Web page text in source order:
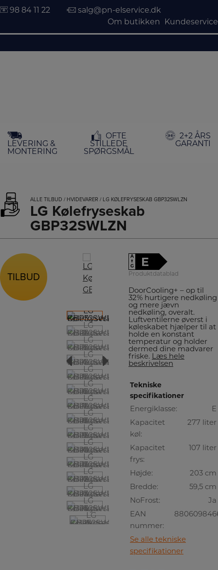
indholdet
98 84 11 22
salg@pn-elservice.dk
Om butikken
Kundeservice
LEVERING &
MONTERING
OFTE
STILLEDE
SPØRGSMÅL
2+2 ÅRS
GARANTI
ALLE TILBUD / HVIDEVARER / LG KØLEFRYSESKAB GBP32SWLZN
LG Kølefryseskab
GBP32SWLZN
TILBUD
TILBUD
A
↑
G
E
Produktdatablad
DoorCooling+ – op til
32% hurtigere nedkøling
og mere jævn
nedkøling, overalt.
Luftventilerne øverst i
køleskabet hjælper til at
holde en konstant
temperatur og holder
dermed dine madvarer
friske. Læs hele
beskrivelsen
Tekniske
specifikationer
Energiklasse:
E
Kapacitet
køl:
277 liter
Kapacitet
frys:
107 liter
Højde:
203 cm
Bredde:
59,5 cm
NoFrost:
Ja
EAN
nummer:
Se alle tekniske
specifikationer